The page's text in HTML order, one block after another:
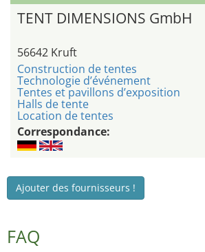
TENT DIMENSIONS GmbH
56642 Kruft
Construction de tentes
Technologie d’événement
Tentes et pavillons d’exposition
Halls de tente
Location de tentes
Correspondance:
Ajouter des fournisseurs !
FAQ